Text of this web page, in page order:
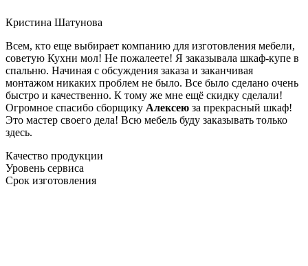
Кристина Шатунова
Всем, кто еще выбирает компанию для изготовления мебели,
советую Кухни мол! Не пожалеете! Я заказывала шкаф-купе в
спальню. Начиная с обсуждения заказа и заканчивая
монтажом никаких проблем не было. Все было сделано очень
быстро и качественно. К тому же мне ещё скидку сделали!
Огромное спасибо сборщику Алексею за прекрасный шкаф!
Это мастер своего дела! Всю мебель буду заказывать только
здесь.
Качество продукции
Уровень сервиса
Срок изготовления